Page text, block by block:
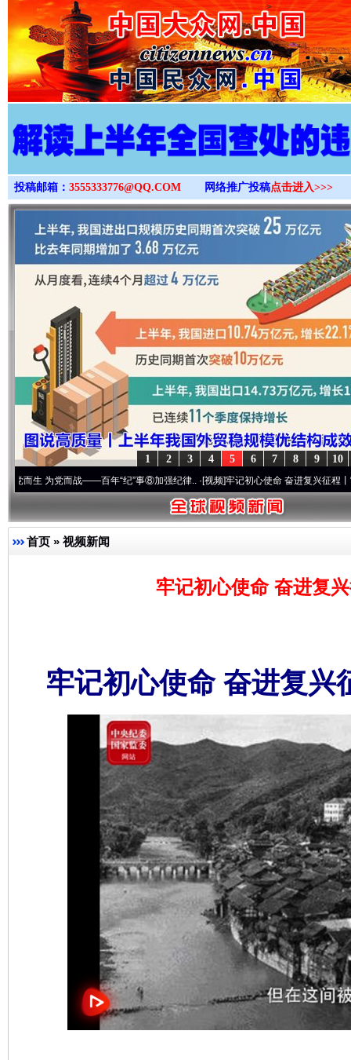
>
投稿邮箱： 3555333776@QQ.COM 网络推广投稿点击进入>>>
10
9
8
7
6
5
4
3
2
1
党而战——百年“纪”事⑧加强纪律..·[视频]牢记初心使命 奋进复兴征程丨“转折之城”
首页 » 视频新闻
牢记初心使命 奋进复
牢记初心使命 奋进复兴